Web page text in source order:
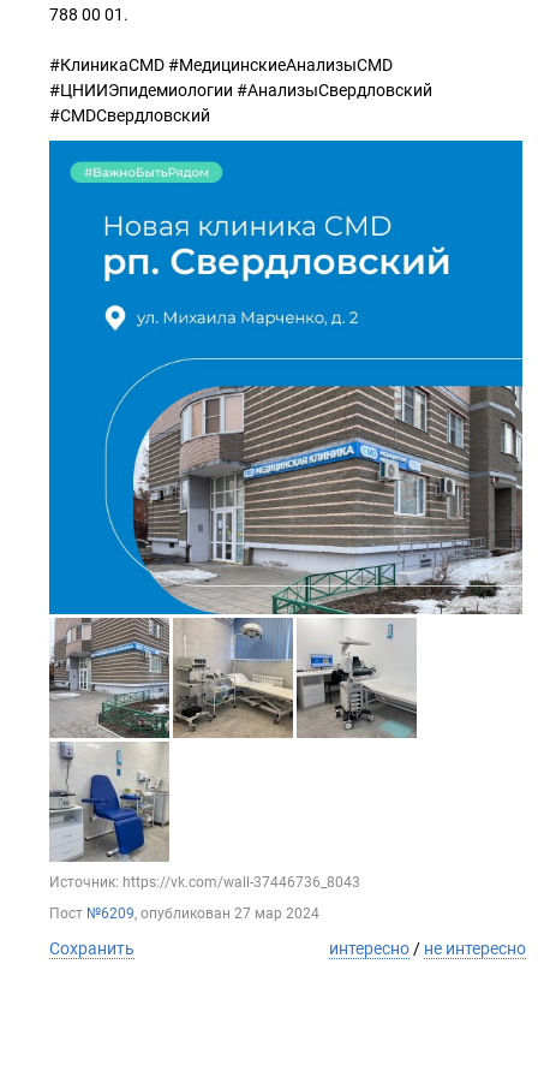
788 00 01.
#КлиникаCMD #МедицинскиеАнализыCMD
#ЦНИИЭпидемиологии #АнализыСвердловский
#CMDСвердловский
Источник: https://vk.com/wall-37446736_8043
Пост №6209, опубликован 27 мар 2024
Сохранить интересно / не интересно